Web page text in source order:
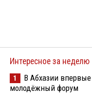
Интересное за неделю
1
В Абхазии
молодёжный форум